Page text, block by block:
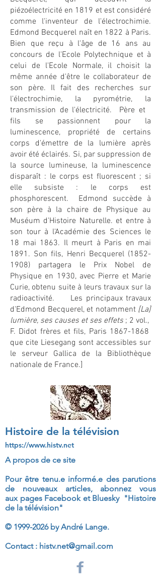
piézoélectricité en 1819 et est considéré
comme l'inventeur de l'électrochimie.
Edmond Becquerel naît en 1822 à Paris.
Bien que reçu à l'âge de 16 ans au
concours de l'Ecole Polytechnique et à
celui de l'Ecole Normale, il choisit la
même année d'être le collaborateur de
son père. Il fait des recherches sur
l'électrochimie, la pyrométrie, la
transmission de l'électricité. Père et
fils se passionnent pour la
luminescence, propriété de certains
corps d'émettre de la lumière après
avoir été éclairés. Si, par suppression de
la source lumineuse, la luminescence
disparaît : le corps est fluorescent ; si
elle subsiste : le corps est
phosphorescent. Edmond succède à
son père à la chaire de Physique au
Muséum d'Histoire Naturelle. et entre à
son tour à l'Académie des Sciences le
18 mai 1863. Il meurt à Paris en mai
1891. Son fils, Henri Becquerel (1852-
1908) partagera le Prix Nobel de
Physique en 1930, avec Pierre et Marie
Curie, obtenu suite à leurs travaux sur la
radioactivité.
Les principaux travaux
d'Edmond Becquerel, et notamment [La]
lumière, ses causes et ses effets ; 2 vol.,
F. Didot frères et fils, Paris 1867-1868
que cite Liesegang sont accessibles sur
le serveur Gallica de la Bibliothèque
nationale de France.]
Histoire de la télévision
https://www.histv.net
A propos de ce site
Pour être tenu.e informé.e des parutions
de nouveaux articles, abonnez vous
aux pages Facebook et Bluesky "Histoire
de la télévision"
© 1999-2026by André Lange.
Contact : histv.net@gmail.com